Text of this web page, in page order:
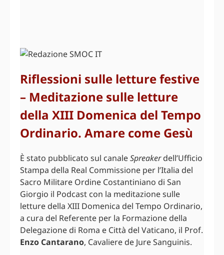
Riflessioni sulle letture festive
– Meditazione sulle letture
della XIII Domenica del Tempo
Ordinario. Amare come Gesù
È stato pubblicato sul canaleSpreakerdell’Ufficio
Stampa della Real Commissione per l’Italia del
Sacro Militare Ordine Costantiniano di San
Giorgio il Podcast con la meditazione sulle
letture della XIII Domenica del Tempo Ordinario,
a cura del Referente per la Formazione della
Delegazione di Roma e Città del Vaticano, il Prof.
Enzo Cantarano, Cavaliere de Jure Sanguinis.